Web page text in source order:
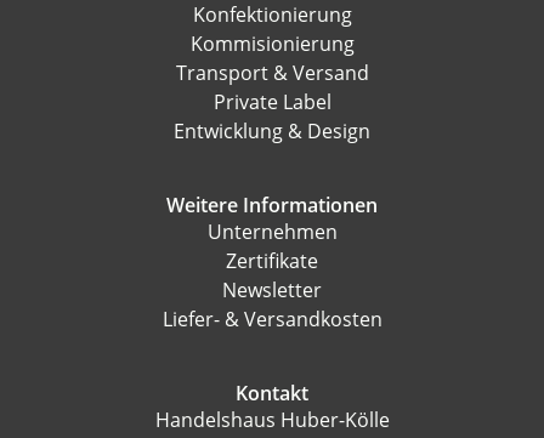
Konfektionierung
Kommisionierung
Transport & Versand
Private Label
Entwicklung & Design
Weitere Informationen
Unternehmen
Zertifikate
Newsletter
Liefer- & Versandkosten
Kontakt
Handelshaus Huber-Kölle